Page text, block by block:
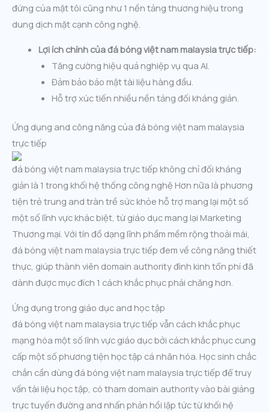
đứng của mặt tôi cũng như 1 nền tảng thương hiệu trong
dung dịch mặt cạnh công nghệ.
Lợi ích chính của đá bóng việt nam malaysia trực tiếp:
Tăng cường hiệu quả nghiệp vụ qua AI.
Đảm bảo bảo mật tài liệu hàng đầu.
Hỗ trợ xúc tiến nhiều nền tảng đối kháng giản.
Ứng dụng and công năng của đá bóng việt nam malaysia
trực tiếp
đá bóng việt nam malaysia trực tiếp không chỉ đối kháng
giản là 1 trong khối hệ thống công nghệ Hơn nữa là phương
tiện trẻ trung and tràn trề sức khỏe hỗ trợ mang lại một số
một số lĩnh vực khác biệt, từ giáo dục mang lại Marketing
Thương mại. Với tín đồ dạng lĩnh phầm mềm rộng thoải mái,
đá bóng việt nam malaysia trực tiếp đem về công năng thiết
thực, giúp thành viên domain authority đình kinh tổn phí đã
dành được mục đích 1 cách khắc phục phải chăng hơn.
Ứng dụng trong giáo dục and học tập
đá bóng việt nam malaysia trực tiếp vẫn cách khắc phục
mạng hóa một số lĩnh vực giáo dục bởi cách khắc phục cung
cấp một số phương tiện học tập cá nhân hóa. Học sinh chắc
chắn cần dùng đá bóng việt nam malaysia trực tiếp để truy
vấn tài liệu học tập, có tham domain authority vào bài giảng
trực tuyến đường and nhấn phản hồi lập tức từ khối hệ